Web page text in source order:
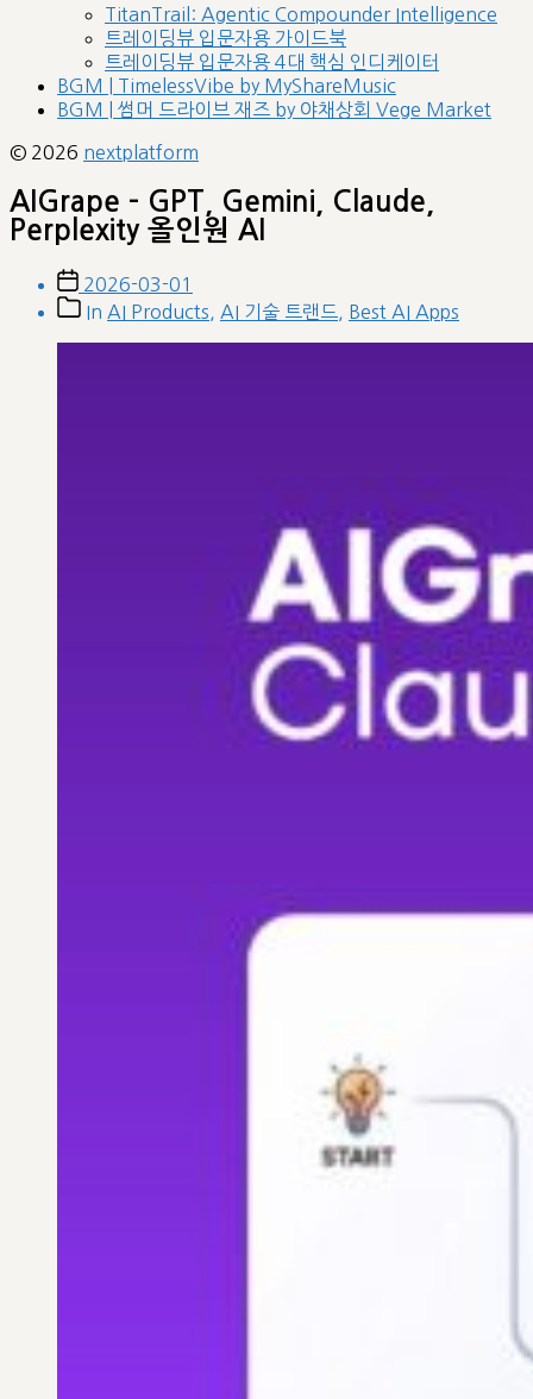
sub
menu
TitanTrail: Agentic Compounder Intelligence
트레이딩뷰 입문자용 가이드북
트레이딩뷰 입문자용 4대 핵심 인디케이터
BGM | TimelessVibe by MyShareMusic
BGM | 썸머 드라이브 재즈 by 야채상회 Vege Market
© 2026 nextplatform
AIGrape – GPT, Gemini, Claude,
Perplexity 올인원 AI
Post
date
2026-03-01
PostIn AI Products AI 기술 트랜드 Best AI Apps